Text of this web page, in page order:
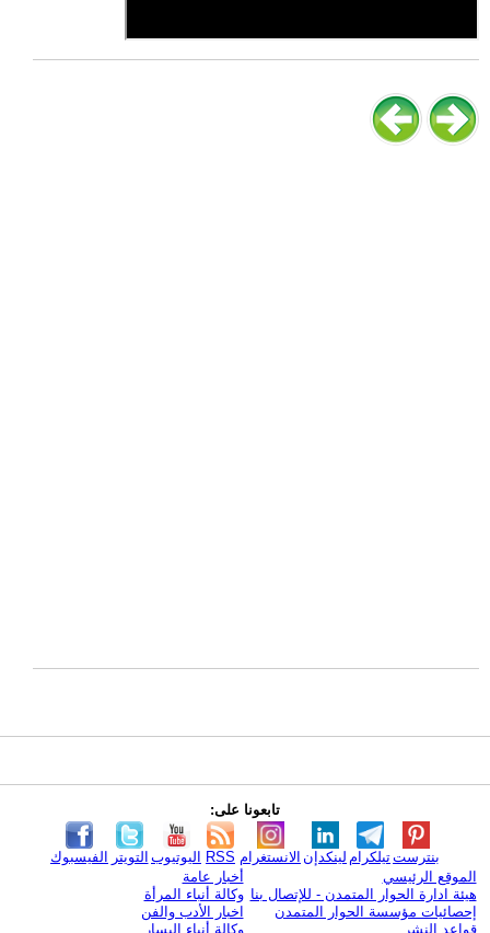
تابعونا على:
الفيسبوك التويتر اليوتيوب RSS الانستغرام لينكدإن تيلكرامبنترست
الموقع الرئيسي
هيئة ادارة الحوار المتمدن - للإتصال بنا
إحصائيات مؤسسة الحوار المتمدن
قواعد النشر
أخبار عامة
وكالة أنباء المرأة
اخبار الأدب والفن
وكالة أنباء اليسار